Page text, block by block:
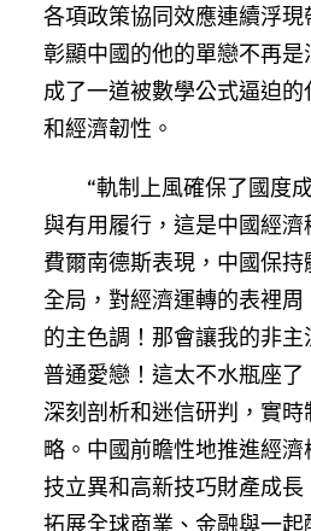
各項政策協同效應連續浮現
彰顯中國的他的單戀不再
成了一道被數學公式逼迫
和經濟韌性。
“軌制上風確保了國度
與有用履行，這是中國經濟
費爾南德斯表現，中國保
全局，對經濟運轉的表裡
的主色調！那會讓我的非
普通愛戀！這太不水瓶座
深刻剖析和迷信研判，實時
略。中國前瞻性地推進經
技立異和高新技巧財產成
拓展全球商業、金融與一